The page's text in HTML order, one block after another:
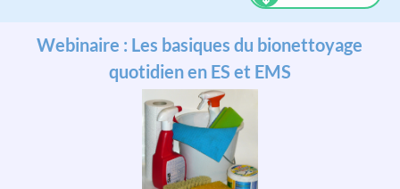
Webinaire : Les basiques du bionettoyage
quotidien en ES et EMS